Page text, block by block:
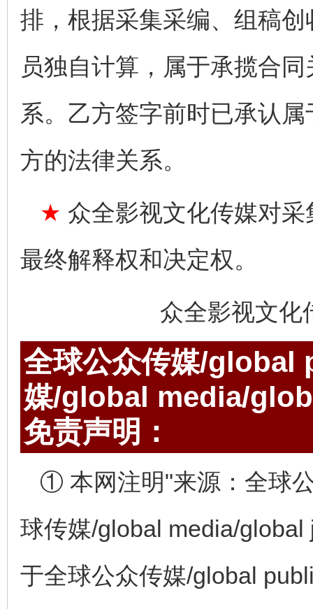
排，根据采集采编、组稿
员独自计算，属于承揽合
系。乙方签字前时已承认
方的法律关系。
★ 众全影视文化传媒对
最终解释权和决定权。
众全影视文化
全球公众传媒/global
媒/global media/
免责声明：
① 本网注明"来源：全球
球传媒/global media/
于全球公众传媒/global